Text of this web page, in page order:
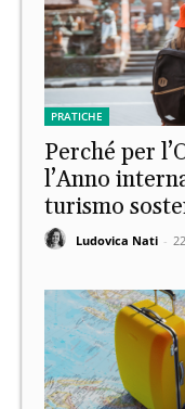
PRATICHE
Perché per
l’Anno
turismo
Ludovica Nati -